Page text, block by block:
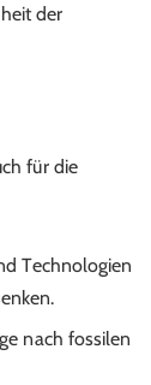
der
für die
Technologien
nach fossilen